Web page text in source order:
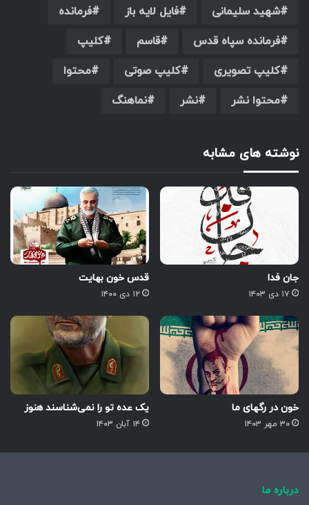
شهید سلیمانی
فایل لایه باز
فرمانده
فرمانده سپاه قدس
قاسم
کلیپ
کلیپ تصویری
کلیپ صوتی
محتوا
محتوا نشر
نشر نماهنگ
نوشته های مشابه
جان فدا
۱۷ دی ۱۴۰۳
قدس خون بهایت
۱۲ دی ۱۴۰۰
خون در رگهای ما
۳۰ مهر ۱۴۰۳
یک عده تو را نمی‌شناسند هنوز
۱۴ آبان ۱۴۰۳
درباره ما